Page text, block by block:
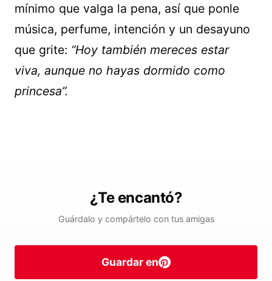
mínimo que valga la pena, así que ponle
música, perfume, intención y un desayuno
que grite: “Hoy también mereces estar
viva, aunque no hayas dormido como
princesa”.
¿Te encantó?
Guárdalo y compártelo con tus amigas
Guardar en